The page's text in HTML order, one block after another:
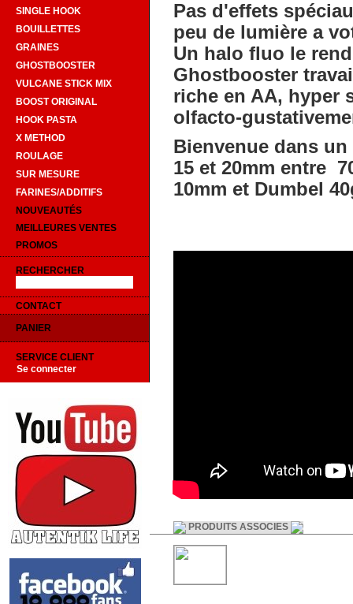
SINGLE HOOK
BOUILLETTES
GRAINES
GHOSTBOOSTER
VULCANE STICK MIX
BOOST ORIGINAL
HOOK PASTA
X METHOD
ROULAGE
SUR MESURE
FARINES/ADDITIFS
NOUVEAUTÉS
MEILLEURES VENTES
PROMOS
RECHERCHER
CONTACT
PANIER
SERVICE CLIENT
Se connecter
Pas d'effets
peu de lumière a
Un halo fluo le
Ghostbooster
riche en AA, hyper
olfacto-
Bienvenue dans
15 et 20mm entre
10mm et Dumbel
PRODUITS ASSOCIES